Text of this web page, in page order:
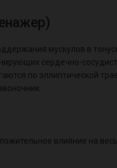
мускулов в
сердечно-
по эллиптической
влияние на